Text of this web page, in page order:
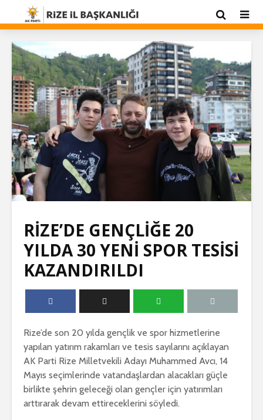
RİZE’DE GENÇLİĞE 20
YILDA 30 YENİ SPOR TESİSİ
KAZANDIRILDI
Rize’de son 20 yılda gençlik ve spor hizmetlerine
yapılan yatırım rakamları ve tesis sayılarını açıklayan
AK Parti Rize Milletvekili Adayı Muhammed Avcı, 14
Mayıs seçimlerinde vatandaşlardan alacakları güçle
birlikte şehrin geleceği olan gençler için yatırımları
arttırarak devam ettireceklerini söyledi.